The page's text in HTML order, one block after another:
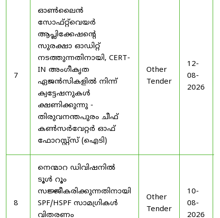
7
ഓൺലൈൻ
സോഫ്റ്റ്‌വെയർ
ആപ്ലിക്കേഷന്റെ
സുരക്ഷാ ഓഡിറ്റ്
നടത്തുന്നതിനായി, CERT-
IN അംഗീകൃത
ഏജൻസികളിൽ നിന്ന്
ക്വട്ടേഷനുകൾ
ക്ഷണിക്കുന്നു -
തിരുവനന്തപുരം ചീഫ്
കൺസർവേറ്റർ ഓഫ്
ഫോറസ്റ്റ്സ് (ഐടി)
Other
Tender
12-
08-
2026
8
നെന്മാറ ഡിവിഷനിൽ
ടൂൾ റൂം
സജ്ജീകരിക്കുന്നതിനായി
SPF/HSPF സാമഗ്രികൾ
വിതരണം
Other
Tender
10-
08-
2026